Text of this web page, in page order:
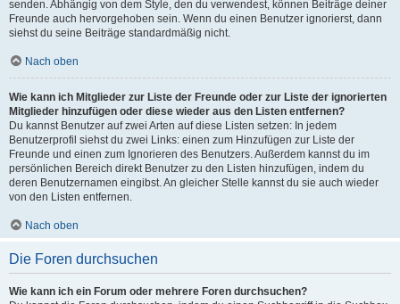
senden. Abhängig von dem Style, den du verwendest, können Beiträge deiner
Freunde auch hervorgehoben sein. Wenn du einen Benutzer ignorierst, dann
siehst du seine Beiträge standardmäßig nicht.
Nach oben
Wie kann ich Mitglieder zur Liste der Freunde oder zur Liste der ignorierten
Mitglieder hinzufügen oder diese wieder aus den Listen entfernen?
Du kannst Benutzer auf zwei Arten auf diese Listen setzen: In jedem
Benutzerprofil siehst du zwei Links: einen zum Hinzufügen zur Liste der
Freunde und einen zum Ignorieren des Benutzers. Außerdem kannst du im
persönlichen Bereich direkt Benutzer zu den Listen hinzufügen, indem du
deren Benutzernamen eingibst. An gleicher Stelle kannst du sie auch wieder
von den Listen entfernen.
Nach oben
Die Foren durchsuchen
Wie kann ich ein Forum oder mehrere Foren durchsuchen?